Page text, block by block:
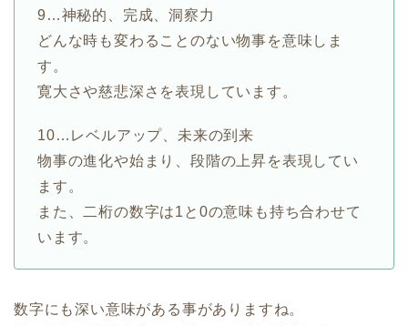
9…神秘的、完成、洞察力
どんな時も変わることのない物事を意味しま
す。
寛大さや慈悲深さを表現しています。
10…レベルアップ、未来の到来
物事の進化や始まり、段階の上昇を表現してい
ます。
また、二桁の数字は1と0の意味も持ち合わせて
います。
数字にも深い意味がある事がありますね。